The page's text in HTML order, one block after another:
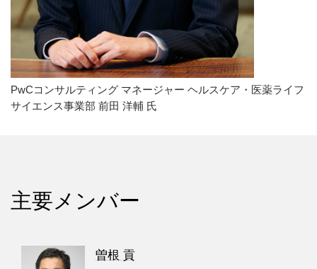
PwCコンサルティング マネージャー ヘルスケア・医薬ライフ
サイエンス事業部 前田 洋輔 氏
主要メンバー
曽根 貢